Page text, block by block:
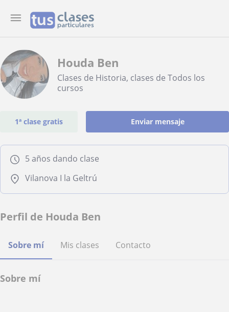
Houda Ben
Clases de Historia, clases de Todos los
cursos
1ª clase gratis Enviar mensaje
5 años dando clase
Vilanova I la Geltrú
Perfil de Houda Ben
Sobre mí Mis clases Contacto
Sobre mí